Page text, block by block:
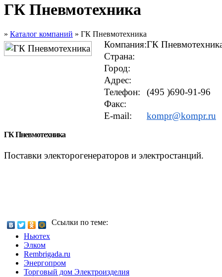
ГК Пневмотехника
» Каталог компаний » ГК Пневмотехника
Компания:ГК
Страна:
Город:
Адрес:
Телефон:
(495 )690-91-96
Факс:
E-mail:
kompr@kompr.ru
ГК Пневмотехника
Поставки электорогенераторов и электростанций.
Ссылки по теме:
Ньютех
Элком
Rembrigada.ru
Энергопром
Торговый дом Электроизделия